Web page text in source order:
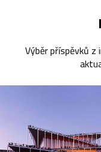
Výběr příspěvků